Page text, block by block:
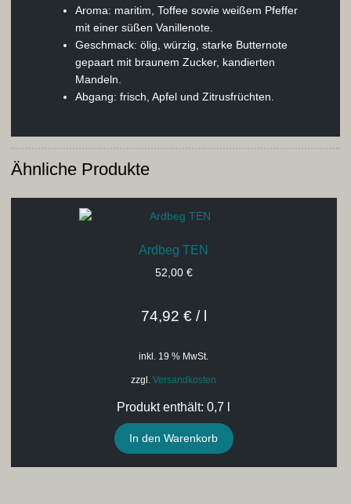
Aroma: maritim, Toffee sowie weißem Pfeffer
mit einer süßen Vanillenote.
Geschmack: ölig, würzig, starke Butternote
gepaart mit braunem Zucker, kandierten
Mandeln.
Abgang: frisch, Apfel und Zitrusfrüchten.
Ähnliche Produkte
Ardbeg TEN
52,00 €
74,92 €/ l
inkl. 19 % MwSt.
zzgl.Versandkosten
Produkt enthält: 0,7
In den Warenkorb